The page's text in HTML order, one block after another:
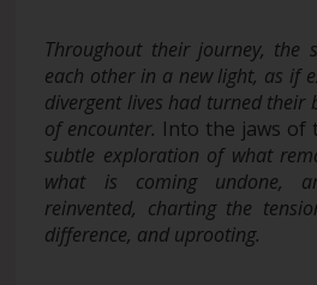
Throughout their journey, the
each other in a new light, as if
divergent lives had turned their
of encounter. Into the jaws of
subtle exploration of what
what is coming undone,
reinvented, charting the
difference, and uprooting.